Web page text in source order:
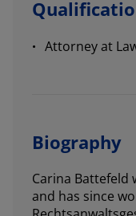
Attorney at
Biography
Carina Battefeld
and has since